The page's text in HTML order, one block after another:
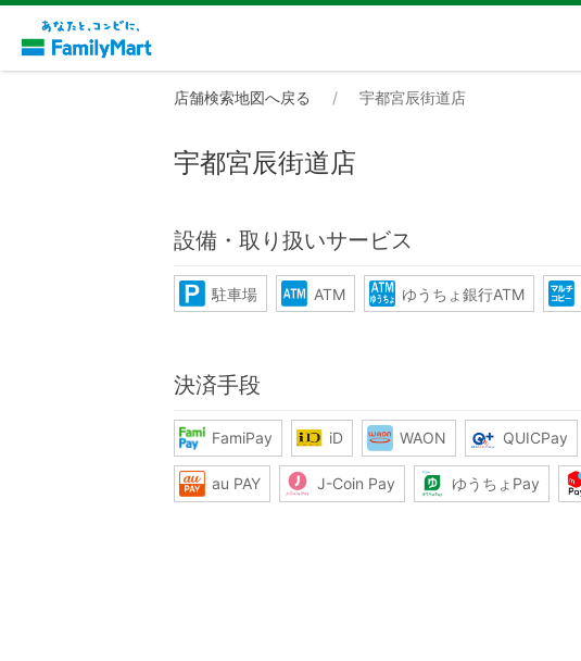
店舗検索地図へ戻る 宇都宮辰街道店
宇都宮辰街道店
設備・取り扱いサービス
駐車場 ATM ゆうちょ銀行ATM
決済手段
FamiPay iD WAON QUICPay
au PAY J-Coin Pay ゆうちょPay